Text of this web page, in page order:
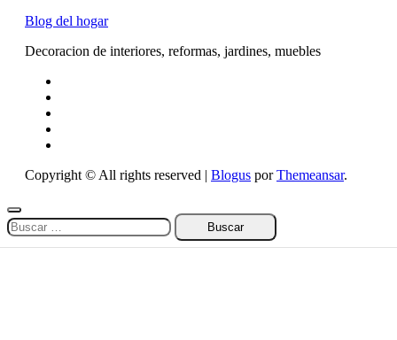
Blog del hogar
Decoracion de interiores, reformas, jardines, muebles
Copyright © All rights reserved | Blogus porThemeansar.
Buscar: